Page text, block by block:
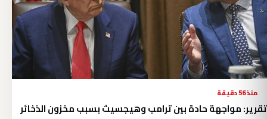
منذ 56 دقيقة
تقرير: مواجهة حادة بين ترامب وهيجسيث بسبب مخزون الذخائر